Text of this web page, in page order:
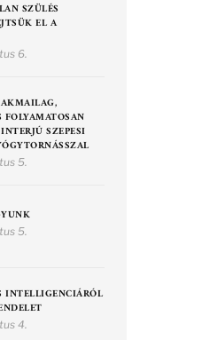
SZÜLÉS
EL A
6.
SZEPESI
5.
5.
INTELLIGENCIÁRÓL
4.